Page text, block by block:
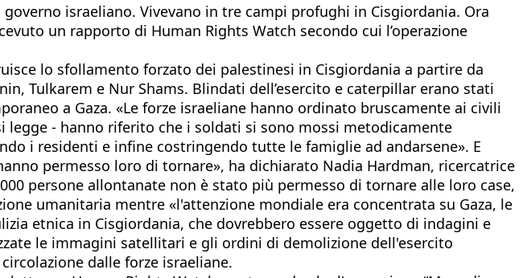
israeliano. Vivevano in tre campi profughi in Cisgiordania. Ora
un rapporto di Human Rights Watch secondo cui l’operazione
lo sfollamento forzato dei palestinesi in Cisgiordania a partire da
Tulkarem e Nur Shams. Blindati dell’esercito e caterpillar erano stati
a Gaza. «Le forze israeliane hanno ordinato bruscamente ai civili
- hanno riferito che i soldati si sono mossi metodicamente
i residenti e infine costringendo tutte le famiglie ad andarsene». E
permesso loro di tornare», ha dichiarato Nadia Hardman, ricercatrice
persone allontanate non è stato più permesso di tornare alle loro case,
umanitaria mentre «l'attenzione mondiale era concentrata su Gaza, le
etnica in Cisgiordania, che dovrebbero essere oggetto di indagini e
le immagini satellitari e gli ordini di demolizione dell'esercito
dalle forze israeliane.